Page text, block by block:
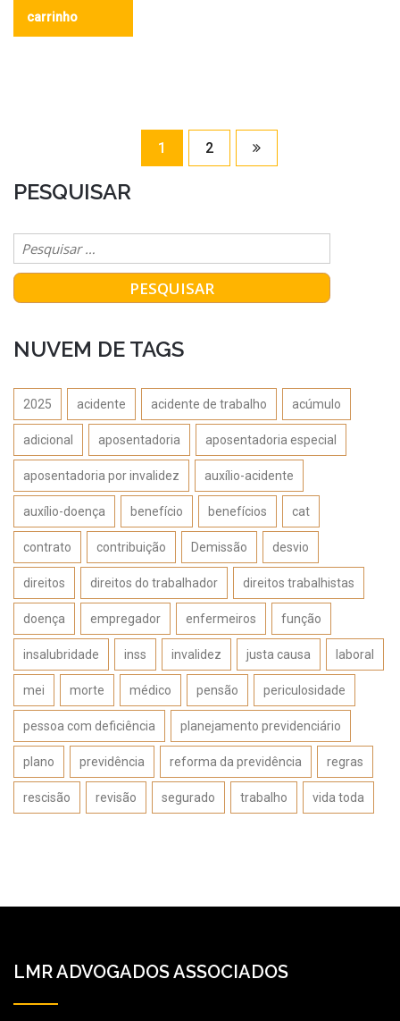
carrinho
1 2
PESQUISAR
NUVEM DE TAGS
2025 acidente acidente de trabalho acúmulo
adicional aposentadoria aposentadoria especial
aposentadoria por invalidez auxílio-acidente
auxílio-doença benefício benefícios cat
contrato contribuição Demissão desvio
direitos direitos do trabalhador direitos trabalhistas
doença empregador enfermeiros função
insalubridade inss invalidez justa causa laboral
mei morte médico pensão periculosidade
pessoa com deficiência planejamento previdenciário
plano previdência reforma da previdência regras
rescisão revisão segurado trabalho vida toda
LMR ADVOGADOS ASSOCIADOS